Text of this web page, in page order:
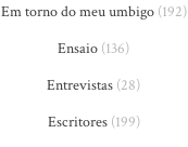
Em torno do meu umbigo(192)
Ensaio (136)
Entrevistas (28)
Escritores(199)